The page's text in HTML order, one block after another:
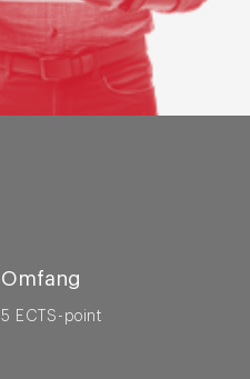
Omfang
5 ECTS-point